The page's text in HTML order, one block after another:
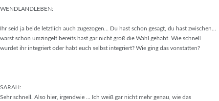
WENDLANDLEBEN:
Ihr seid ja beide letztlich auch zugezogen… Du hast schon gesagt, du hast zwischen…
warst schon umzingelt bereits hast gar nicht groß die Wahl gehabt. Wie schnell
wurdet ihr integriert oder habt euch selbst integriert? Wie ging das vonstatten?
SARAH:
Sehr schnell. Also hier, irgendwie ... Ich weiß gar nicht mehr genau, wie das